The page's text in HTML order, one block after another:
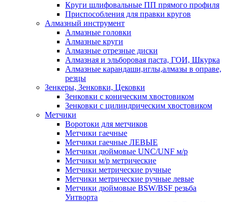
Круги шлифовальные ПП прямого профиля
Приспособления для правки кругов
Алмазный инструмент
Алмазные головки
Алмазные круги
Алмазные отрезные диски
Алмазная и эльборовая паста, ГОИ, Шкурка
Алмазные карандаши,иглы,алмазы в оправе,
резцы
Зенкеры, Зенковки, Цековки
Зенковки с коническим хвостовиком
Зенковки с цилиндрическим хвостовиком
Метчики
Воротоки для метчиков
Метчики гаечные
Метчики гаечные ЛЕВЫЕ
Метчики дюймовые UNC/UNF м/р
Метчики м/р метрические
Метчики метрические ручные
Метчики метрические ручные левые
Метчики дюймовые BSW/BSF резьба
Уитворта